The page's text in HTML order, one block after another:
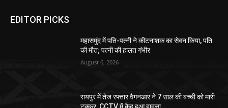
EDITOR PICKS
महासमुंद में पति-पत्नी ने कीटनाशक का सेवन किया, पति
की मौत; पत्नी की हालत गंभीर
August 6, 2026
रायपुर में तेज रफ्तार वैगनआर ने 7 साल की बच्ची को मारी